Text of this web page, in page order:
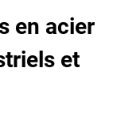
en acier
et